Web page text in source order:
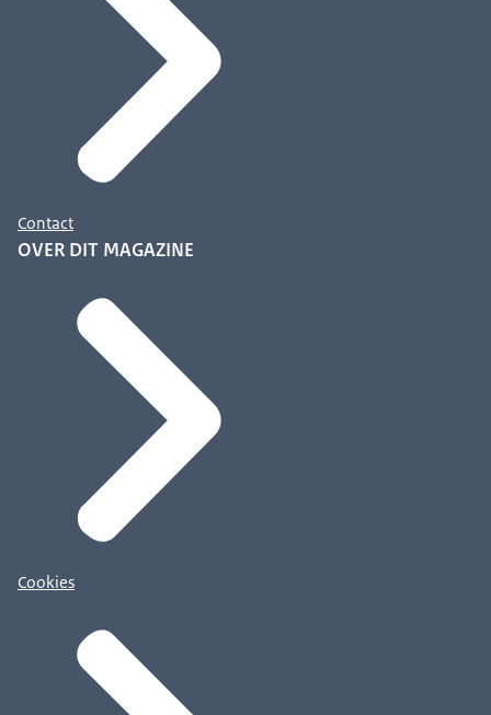
Contact
OVER DIT MAGAZINE
Cookies